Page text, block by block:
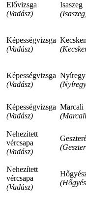
Elővizsga
(Vadász)
Isaszeg
Képességvizsga
(Vadász)
Képességvizsga
(Vadász)
Képességvizsga
(Vadász)
Marcali
Nehezített
vércsapa
(Vadász)
Nehezített
vércsapa
(Vadász)